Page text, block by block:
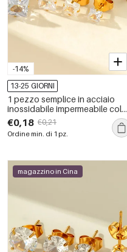
-14%
13-25 GIORNI
1 pezzo semplice in acciaio
inossidabile impermeabile color
oro con zircone piercing
orecchino
€0,18 €0,21
Ordine min. di 1 pz.
magazzino in Cina